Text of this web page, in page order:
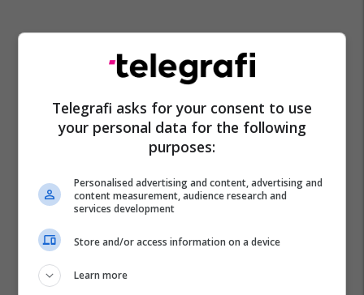
Telegrafi asks for your consent to use
your personal data for the following
purposes:
Personalised advertising and content, advertising and
content measurement, audience research and
services development
Store and/or access information on a device
Learn more